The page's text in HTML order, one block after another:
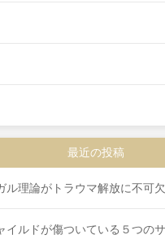
最近の投稿
ル理論がトラウマ解放に不可欠
イルドが傷ついている５つの